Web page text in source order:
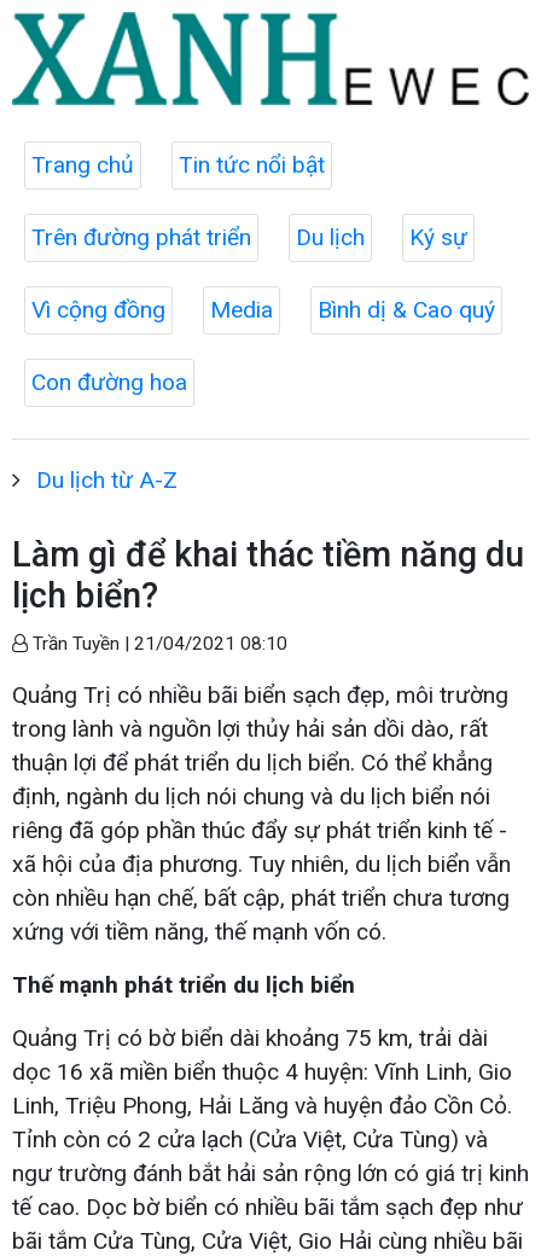
Trang chủ Tin tức nổi bật
Trên đường phát triển Du lịch Ký sự
Vì cộng đồng Media Bình dị & Cao quý
Con đường hoa
Du lịch từ A-Z
Làm gì để khai thác tiềm năng du
lịch biển?
Trần Tuyền | 21/04/2021 08:10
Quảng Trị có nhiều bãi biển sạch đẹp, môi trường
trong lành và nguồn lợi thủy hải sản dồi dào, rất
thuận lợi để phát triển du lịch biển. Có thể khẳng
định, ngành du lịch nói chung và du lịch biển nói
riêng đã góp phần thúc đẩy sự phát triển kinh tế -
xã hội của địa phương. Tuy nhiên, du lịch biển vẫn
còn nhiều hạn chế, bất cập, phát triển chưa tương
xứng với tiềm năng, thế mạnh vốn có.
Thế mạnh phát triển du lịch biển
Quảng Trị có bờ biển dài khoảng 75 km, trải dài
dọc 16 xã miền biển thuộc 4 huyện: Vĩnh Linh, Gio
Linh, Triệu Phong, Hải Lăng và huyện đảo Cồn Cỏ.
Tỉnh còn có 2 cửa lạch (Cửa Việt, Cửa Tùng) và
ngư trường đánh bắt hải sản rộng lớn có giá trị kinh
tế cao. Dọc bờ biển có nhiều bãi tắm sạch đẹp như
bãi tắm Cửa Tùng, Cửa Việt, Gio Hải cùng nhiều bãi